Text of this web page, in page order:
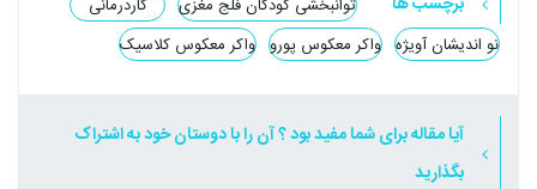
توانبخشی کودکان فلج مغزی
کاردرمانی
نو اندیشان آویژه واکر معکوس پورو واکر معکوس کلاسیک
آیا مقاله برای شما مفید بود ؟ آن را با دوستان خود به اشتراک
بگذارید